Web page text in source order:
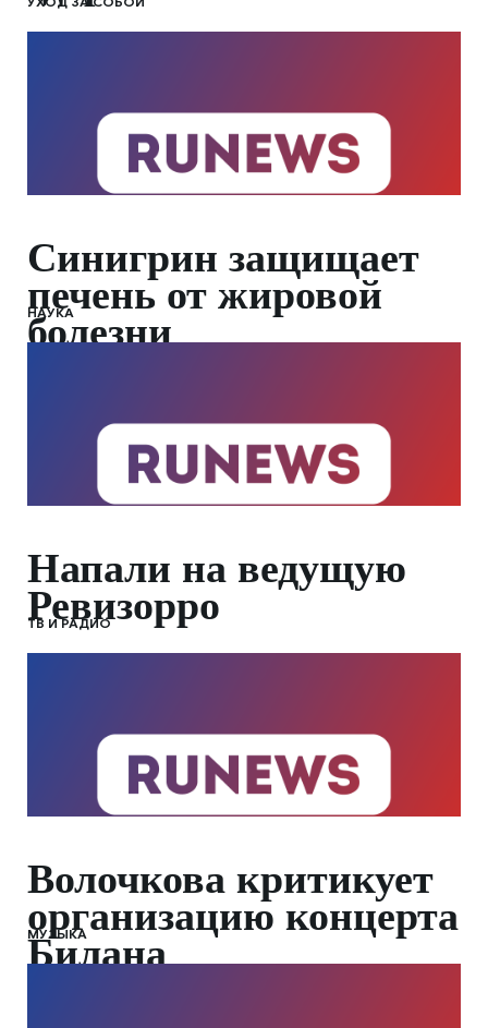
Синигрин защищает
печень от жировой
болезни
НАУКА
Напали на ведущую
Ревизорро
ТВ И РАДИО
Волочкова критикует
организацию концерта
Билана
МУЗЫКА